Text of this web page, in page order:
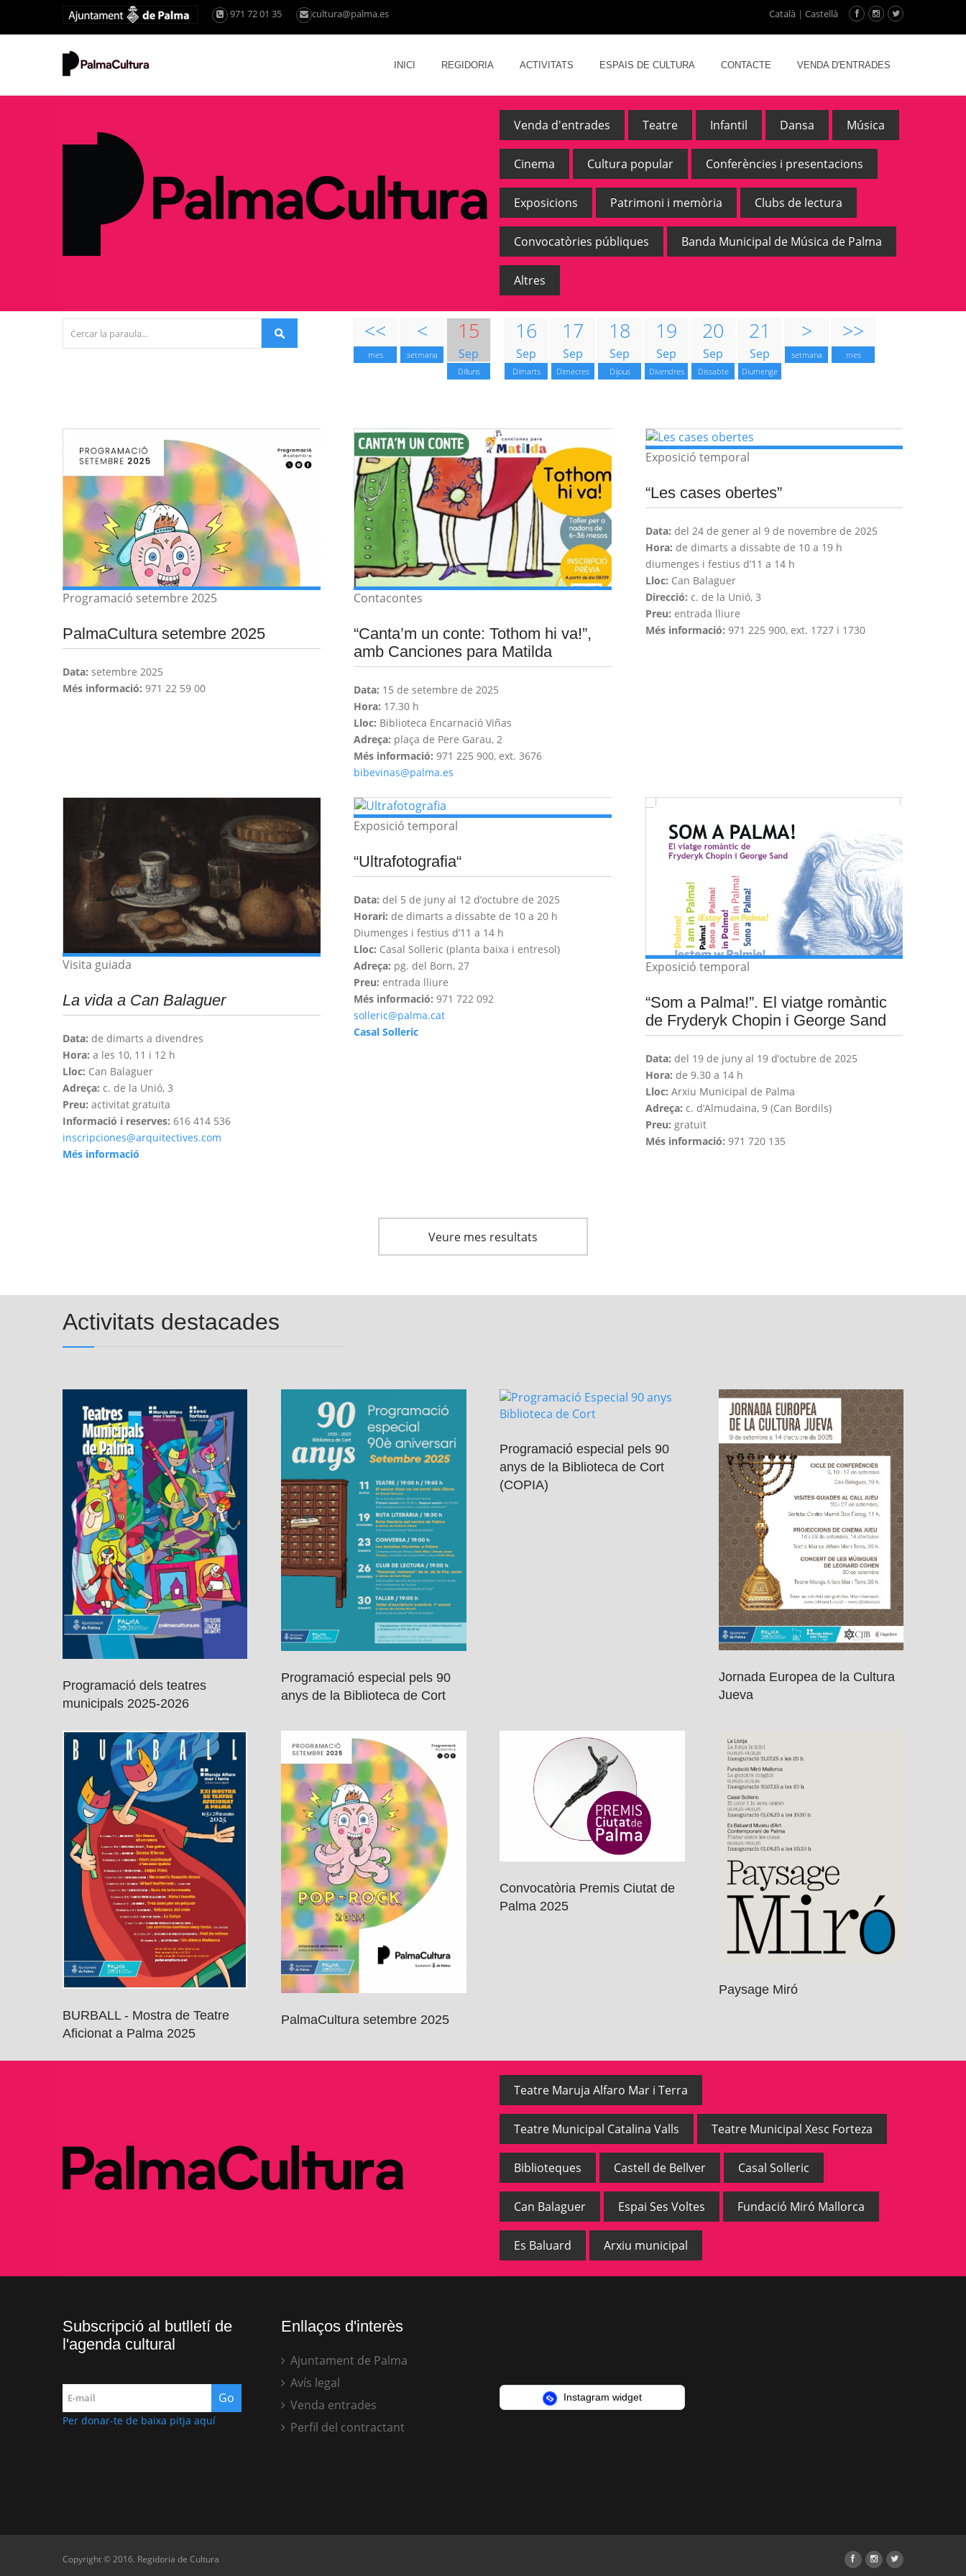
971 72 01 35 cultura@palma.es Català | Castellà
INICI REGIDORIA ACTIVITATS ESPAIS DE CULTURA CONTACTE VENDA D'ENTRADES
Venda d'entrades Teatre Infantil Dansa Música
Cinema Cultura popular Conferències i presentacions
Exposicions Patrimoni i memòria Clubs de lectura
Convocatòries públiques Banda Municipal de Música de Palma
Altres
<<
mes
<
setmana
15
Sep
Dilluns
16
Sep
Dimarts
17
Sep
Dimecres
18
Sep
Dijous
19
Sep
Divendres
20
Sep
Dissabte
21
Sep
Diumenge
>
setmana
>>
mes
Programació setembre 2025
PalmaCultura setembre 2025
Data: setembre 2025
Més informació: 971 22 59 00
Contacontes
“Canta’m un conte: Tothom hi va!”,
amb Canciones para Matilda
Data: 15 de setembre de 2025
Hora: 17.30 h
Lloc: Biblioteca Encarnació Viñas
Adreça: plaça de Pere Garau, 2
Més informació: 971 225 900, ext. 3676
bibevinas@palma.es
Exposició temporal
“Les cases obertes”
Data: del 24 de gener al 9 de novembre de 2025
Hora: de dimarts a dissabte de 10 a 19 h
diumenges i festius d’11 a 14 h
Lloc: Can Balaguer
Direcció: c. de la Unió, 3
Preu: entrada lliure
Més informació: 971 225 900, ext. 1727 i 1730
Visita guiada
La vida a Can Balaguer
Data: de dimarts a divendres
Hora: a les 10, 11 i 12 h
Lloc: Can Balaguer
Adreça: c. de la Unió, 3
Preu: activitat gratuïta
Informació i reserves: 616 414 536
inscripciones@arquitectives.com
Més informació
Exposició temporal
“Ultrafotografia“
Data: del 5 de juny al 12 d’octubre de 2025
Horari: de dimarts a dissabte de 10 a 20 h
Diumenges i festius d’11 a 14 h
Lloc: Casal Solleric (planta baixa i entresol)
Adreça: pg. del Born, 27
Preu: entrada lliure
Més informació: 971 722 092
solleric@palma.cat
Casal Solleric
Exposició temporal
“Som a Palma!”. El viatge romàntic
de Fryderyk Chopin i George Sand
Data: del 19 de juny al 19 d’octubre de 2025
Hora: de 9.30 a 14 h
Lloc: Arxiu Municipal de Palma
Adreça: c. d’Almudaina, 9 (Can Bordils)
Preu: gratuït
Més informació: 971 720 135
Veure mes resultats
Activitats destacades
Programació dels teatres
municipals 2025-2026
Programació especial pels 90
anys de la Biblioteca de Cort
Programació especial pels 90
anys de la Biblioteca de Cort
(COPIA)
Jornada Europea de la Cultura
Jueva
BURBALL - Mostra de Teatre
Aficionat a Palma 2025
PalmaCultura setembre 2025
Convocatòria Premis Ciutat de
Palma 2025
Paysage Miró
Teatre Maruja Alfaro Mar i Terra
Teatre Municipal Catalina Valls Teatre Municipal Xesc Forteza
Biblioteques Castell de Bellver Casal Solleric
Can Balaguer Espai Ses Voltes Fundació Miró Mallorca
Es Baluard Arxiu municipal
Subscripció al butlletí de
l'agenda cultural
Per donar-te de baixa pitja aquí
Enllaços d'interès
Ajuntament de Palma
Avís legal
Venda entrades
Perfil del contractant
Instagram widget
Copyright © 2016. Regidoria de Cultura